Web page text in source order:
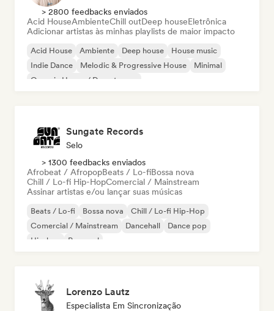
> 2800 feedbacks enviados
Acid HouseAmbienteChill outDeep houseEletrônica
Adicionar artistas às minhas playlists de maior impacto
Acid House Ambiente Deep house
House music
Indie Dance
Melodic & Progressive House
Minimal
Organic House / Downtempo
Sungate Records
Selo
> 1300 feedbacks enviados
Afrobeat / AfropopBeats / Lo-fiBossa nova
Chill / Lo-fi Hip-HopComercial / Mainstream
Assinar artistas e/ou lançar suas músicas
Beats / Lo-fi Bossa nova
Chill / Lo-fi Hip-Hop
Comercial / Mainstream
Dancehall
Dance pop
Hip-hop
Pop soul
Lorenzo Lautz
Especialista Em Sincronização